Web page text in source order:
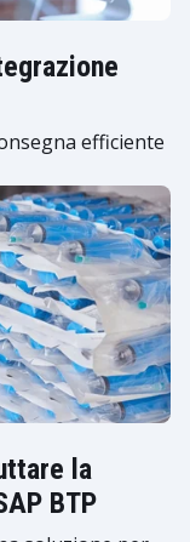
efficiente
la
BTP